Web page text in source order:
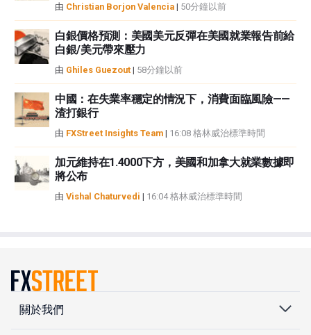
由 Christian Borjon Valencia | 50分鐘以前
白銀價格預測：美國美元反彈在美國就業報告前給
白銀/美元帶來壓力
由 Ghiles Guezout | 58分鐘以前
中國：在失業率穩定的情況下，消費面臨風險——
渣打銀行
由 FXStreet Insights Team | 16:08 格林威治標準時間
加元維持在1.4000下方，美國和加拿大就業數據即
將公布
由 Vishal Chaturvedi | 16:04 格林威治標準時間
關於我們